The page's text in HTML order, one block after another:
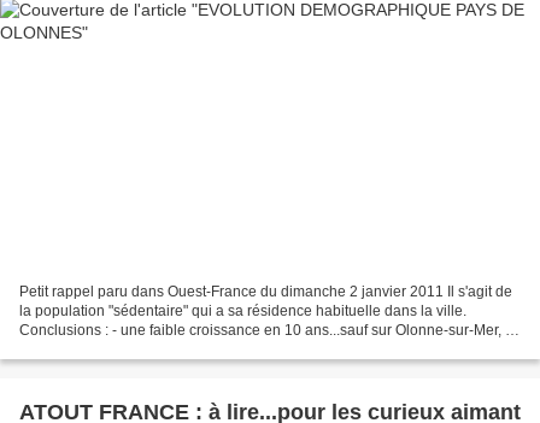
Petit rappel paru dans Ouest-France du dimanche 2 janvier 2011 Il s'agit de
la population "sédentaire" qui a sa résidence habituelle dans la ville.
Conclusions : - une faible croissance en 10 ans...sauf sur Olonne-sur-Mer, -
ATOUT FRANCE : à lire...pour les curieux aimant